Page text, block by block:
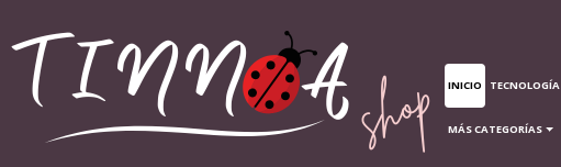
INICIO TECNOLOGÍA
MÁS CATEGORÍAS